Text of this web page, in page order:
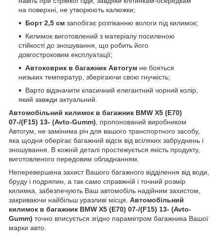
на поверхні, не утворюють калюжки;
Борт 2,5 см запобігає розтіканню вологи під килимок;
Килимок виготовлений з матеріалу посиленою
стійкості до зношування, що робить його
довгостроковим експлуатації;
Автоковрик в багажник Автогум не бояться
низьких температур, зберігаючи свою гнучкість;
Варто відзначити класичний елегантний чорний колір,
який завжди актуальний.
Автомобільний килимок в багажник BMW X5 (E70)
07-/(F15) 13- (Avto-Gumm) , пропонований виробником
Автогум, не замінима річ для вашого транспортного засобу,
яка щодня оберігає багажний відсік від всіляких забруднень і
зношування. В кожній деталі простежується якість продукту,
виготовленого передовим обладнанням.
Неперевершена захист Вашого багажного відділення від води,
бруду і подряпин, а так само справжній і точний розмір
килимка, забезпечують Ваш автомобіль надійним захистом,
закриваючи найбільш уразливі місця. Автомобільний
килимок в багажник BMW X5 (E70) 07-/(F15) 13- (Avto-
Gumm) точно вписується згідно параметром багажника Вашої
марки авто.